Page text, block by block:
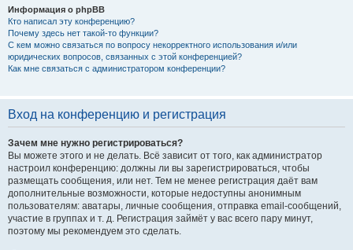
Информация о phpBB
Кто написал эту конференцию?
Почему здесь нет такой-то функции?
С кем можно связаться по вопросу некорректного использования и/или
юридических вопросов, связанных с этой конференцией?
Как мне связаться с администратором конференции?
Вход на конференцию и регистрация
Зачем мне нужно регистрироваться?
Вы можете этого и не делать. Всё зависит от того, как администратор
настроил конференцию: должны ли вы зарегистрироваться, чтобы
размещать сообщения, или нет. Тем не менее регистрация даёт вам
дополнительные возможности, которые недоступны анонимным
пользователям: аватары, личные сообщения, отправка email-сообщений,
участие в группах и т. д. Регистрация займёт у вас всего пару минут,
поэтому мы рекомендуем это сделать.